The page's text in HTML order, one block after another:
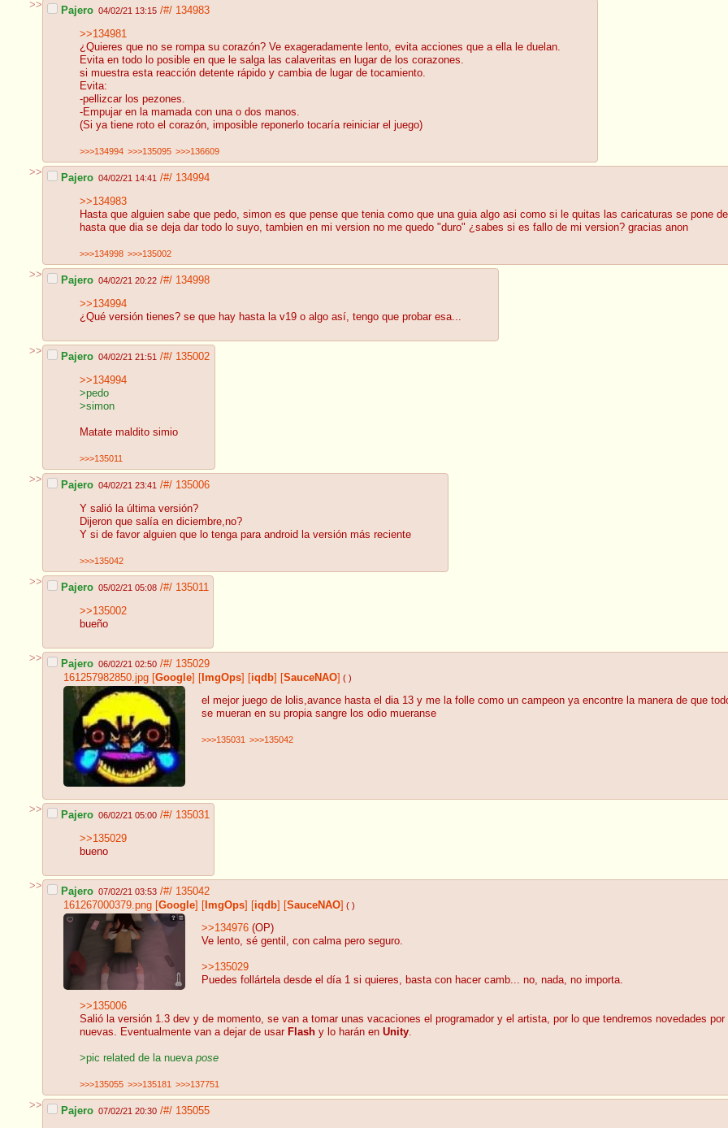
>> Pajero 04/02/21 13:15 /#/ 134983
>>134981
¿Quieres que no se rompa su corazón? Ve exageradamente lento, evita acciones que a ella le duelan.
Evita en todo lo posible en que le salga las calaveritas en lugar de los corazones.
si muestra esta reacción detente rápido y cambia de lugar de tocamiento.
Evita:
-pellizcar los pezones.
-Empujar en la mamada con una o dos manos.
(Si ya tiene roto el corazón, imposible reponerlo tocaría reiniciar el juego)
>>>134994 >>>135095 >>>136609
>> Pajero 04/02/21 14:41 /#/ 134994
>>134983
Hasta que alguien sabe que pedo, simon es que pense que tenia como que una guia algo asi como si le quitas las caricaturas se pone
hasta que dia se deja dar todo lo suyo, tambien en mi version no me quedo "duro" ¿sabes si es fallo de mi version? gracias anon
>>>134998 >>>135002
>> Pajero 04/02/21 20:22 /#/ 134998
>>134994
¿Qué versión tienes? se que hay hasta la v19 o algo así, tengo que probar esa...
>> Pajero 04/02/21 21:51 /#/ 135002
>>134994
>pedo
>simon
Matate maldito simio
>>>135011
>> Pajero 04/02/21 23:41 /#/ 135006
Y salió la última versión?
Dijeron que salía en diciembre,no?
Y si de favor alguien que lo tenga para android la versión más reciente
>>>135042
>> Pajero 05/02/21 05:08 /#/ 135011
>>135002
bueño
>> Pajero 06/02/21 02:50 /#/ 135029
161257982850.jpg [Google] [ ImgOps] [iqdb] [SauceNAO] ( )
el mejor juego de lolis,avance hasta el dia 13 y me la folle como un campeon ya encontre la manera de que
se mueran en su propia sangre los odio mueranse
>>>135031 >>>135042
>> Pajero 06/02/21 05:00 /#/ 135031
>>135029
bueno
>> Pajero 07/02/21 03:53 /#/ 135042
161267000379.png [Google] [ ImgOps] [iqdb] [SauceNAO] ( )
>>134976 (OP)
Ve lento, sé gentil, con calma pero seguro.
>>135029
Puedes follártela desde el día 1 si quieres, basta con hacer camb... no, nada, no importa.
>>135006
Salió la versión 1.3 dev y de momento, se van a tomar unas vacaciones el programador y el artista, por lo que tendremos novedades
nuevas. Eventualmente van a dejar de usar Flash y lo harán en Unity.
>pic related de la nueva pose
>>>135055 >>>135181 >>>137751
>> Pajero 07/02/21 20:30 /#/ 135055